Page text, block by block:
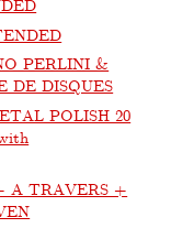
PERLINI &
DE DISQUES
POLISH 20
A TRAVERS +